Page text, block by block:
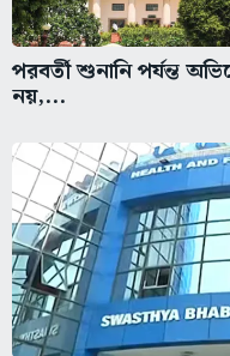
পরবর্তী শুনানি পর্যন্ত
নয়,...